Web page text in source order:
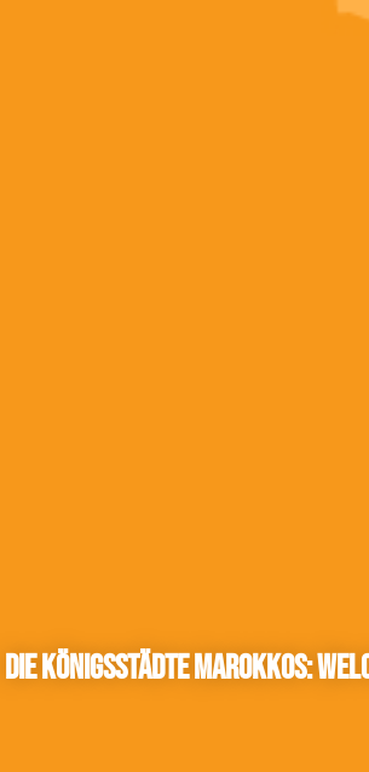
Die Königsstädte Marokkos: